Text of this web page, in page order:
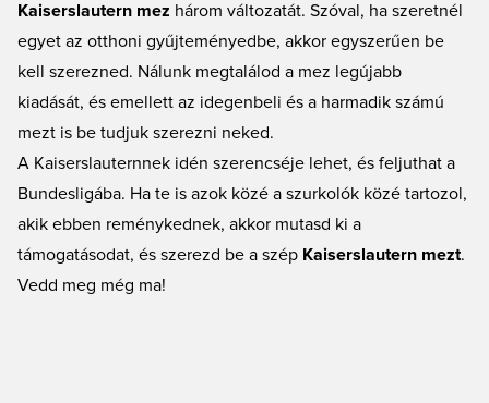
Kaiserslautern mez három változatát. Szóval, ha szeretnél
egyet az otthoni gyűjteményedbe, akkor egyszerűen be
kell szerezned. Nálunk megtalálod a mez legújabb
kiadását, és emellett az idegenbeli és a harmadik számú
mezt is be tudjuk szerezni neked.
A Kaiserslauternnek idén szerencséje lehet, és feljuthat a
Bundesligába. Ha te is azok közé a szurkolók közé tartozol,
akik ebben reménykednek, akkor mutasd ki a
támogatásodat, és szerezd be a szép Kaiserslautern mezt.
Vedd meg még ma!